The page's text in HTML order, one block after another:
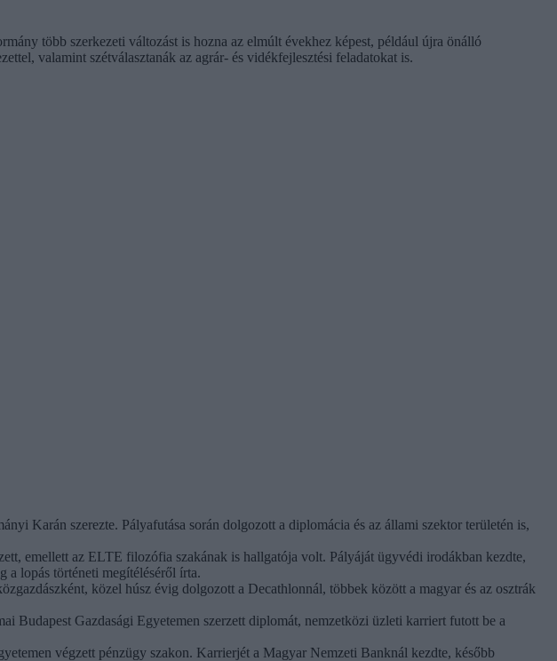
több szerkezeti változást is hozna az elmúlt évekhez képest, például újra önálló
valamint szétválasztanák az agrár- és vidékfejlesztési feladatokat is.
Karán szerezte. Pályafutása során dolgozott a diplomácia és az állami szektor területén is,
emellett az ELTE filozófia szakának is hallgatója volt. Pályáját ügyvédi irodákban kezdte,
a lopás történeti megítéléséről írta.
közel húsz évig dolgozott a Decathlonnál, többek között a magyar és az osztrák
Budapest Gazdasági Egyetemen szerzett diplomát, nemzetközi üzleti karriert futott be a
végzett pénzügy szakon. Karrierjét a Magyar Nemzeti Banknál kezdte, később